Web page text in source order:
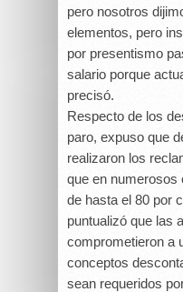
pero nosotros
elementos, pero
por presentismo
salario porque
precisó.
Respecto de los
paro, expuso que
realizaron los
que en numerosos
de hasta el 80 por
puntualizó que las
comprometieron a
conceptos
sean requeridos